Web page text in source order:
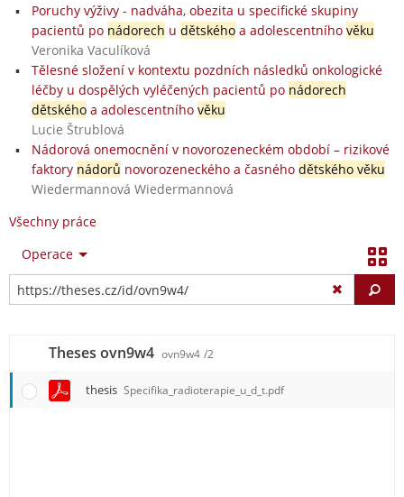
Poruchy výživy - nadváha, obezita u specifické skupiny
pacientů po nádorech u dětskéhoa adolescentního věku
Veronika Vaculíková
Tělesné složení v kontextu pozdních následků onkologické
léčby u dospělých vyléčených pacientů po nádorech
dětskéhoa adolescentního věku
Lucie Štrublová
Nádorová onemocnění v novorozeneckém období – rizikové
faktory nádorů novorozeneckého a časného dětského věku
Wiedermannová Wiedermannová
Všechny práce
Operace
Theses ovn9w4 ovn9w4 /2
thesis Specifika_radioterapie_u_d_t.pdf